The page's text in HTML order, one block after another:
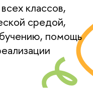
классов,
средой,
помощь